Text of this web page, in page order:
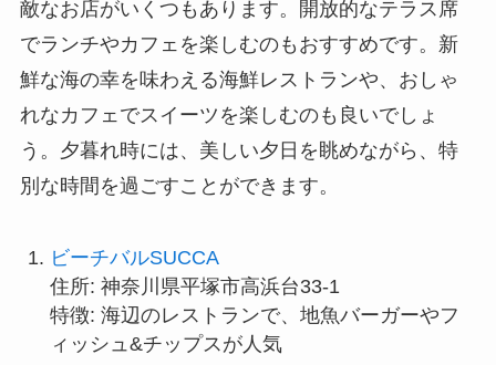
敵なお店がいくつもあります。開放的なテラス席
でランチやカフェを楽しむのもおすすめです。新
鮮な海の幸を味わえる海鮮レストランや、おしゃ
れなカフェでスイーツを楽しむのも良いでしょ
う。夕暮れ時には、美しい夕日を眺めながら、特
別な時間を過ごすことができます。
ビーチバルSUCCA
住所: 神奈川県平塚市高浜台33-1
特徴: 海辺のレストランで、地魚バーガーやフ
ィッシュ&チップスが人気